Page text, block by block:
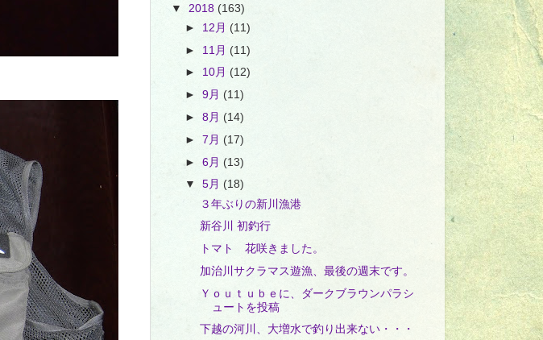
▼ 2018 (163)
► 12月(11)
► 11月(11)
► 10月(12)
►9月 (11)
►8月(14)
►7月(17)
►6月(13)
▼5月(18)
３年ぶりの新川漁港
新谷川 初釣行
トマト 花咲きました。
加治川サクラマス遊漁、最後の週末です。
Ｙｏｕｔｕｂｅに、ダークブラウンパラシ
ュートを投稿
下越の河川、大増水で釣り出来ない・・・